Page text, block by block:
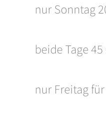
nur Sonntag
beide Tage 45
nur Freitag